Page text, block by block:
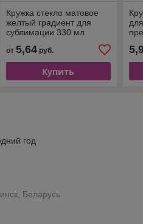
Кружка стекло матовое
желтый градиент для
сублимации 330 мл
от 5,64руб.
Купить
год
Беларусь